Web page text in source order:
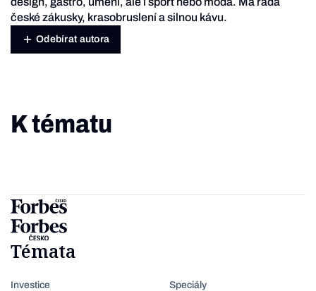
české zákusky, krasobruslení a silnou kávu.
Odebírat autora
K tématu
Témata
Investice
Speciály